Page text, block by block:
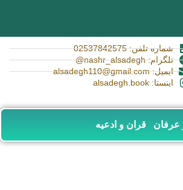
شماره تلفن: 02537842575
تلگرام: nashr_alsadegh@
ایمیل: alsadegh110@gmail.com
اینستا: alsadegh.book
عرفان قران و ادعیه